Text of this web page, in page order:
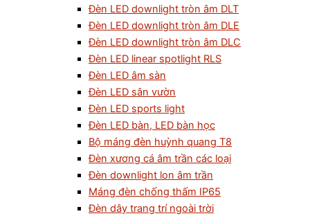
Đèn LED downlight tròn âm DLT
Đèn LED downlight tròn âm DLE
Đèn LED downlight tròn âm DLC
Đèn LED linear spotlight RLS
Đèn LED âm sàn
Đèn LED sân vườn
Đèn LED sports light
Đèn LED bàn, LED bàn học
Bộ máng đèn huỳnh quang T8
Đèn xương cá âm trần các loại
Đèn downlight lon âm trần
Máng đèn chống thấm IP65
Đèn dây trang trí ngoài trời